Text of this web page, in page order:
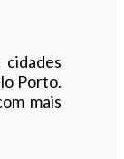
Porto.
mais